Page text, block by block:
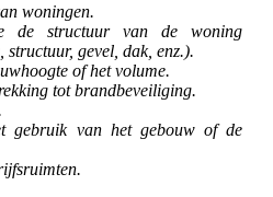
woningen.
de structuur van de woning
structuur, gevel, dak, enz.).
of het volume.
tot brandbeveiliging.
gebruik van het gebouw of de